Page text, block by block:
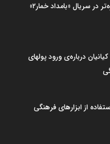
در سریال «بامداد خمار۲»
درباره‌ی ورود پولهای
از ابزارهای فرهنگی